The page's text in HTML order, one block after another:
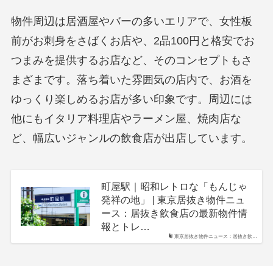
物件周辺は居酒屋やバーの多いエリアで、女性板
前がお刺身をさばくお店や、2品100円と格安でお
つまみを提供するお店など、そのコンセプトもさ
まざまです。落ち着いた雰囲気の店内で、お酒を
ゆっくり楽しめるお店が多い印象です。周辺には
他にもイタリア料理店やラーメン屋、焼肉店な
ど、幅広いジャンルの飲食店が出店しています。
東京居抜き物件ニュース：居抜き飲…
町屋駅｜昭和レトロな「もんじゃ
発祥の地」 | 東京居抜き物件ニュ
ース：居抜き飲食店の最新物件情
報とトレ…